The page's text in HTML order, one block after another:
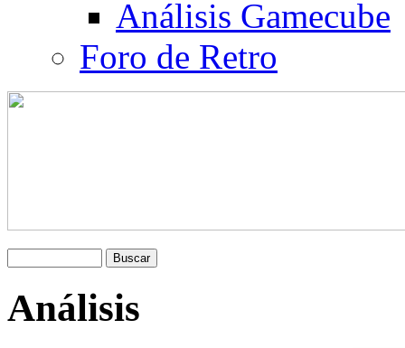
Análisis Gamecube
Foro de Retro
Análisis